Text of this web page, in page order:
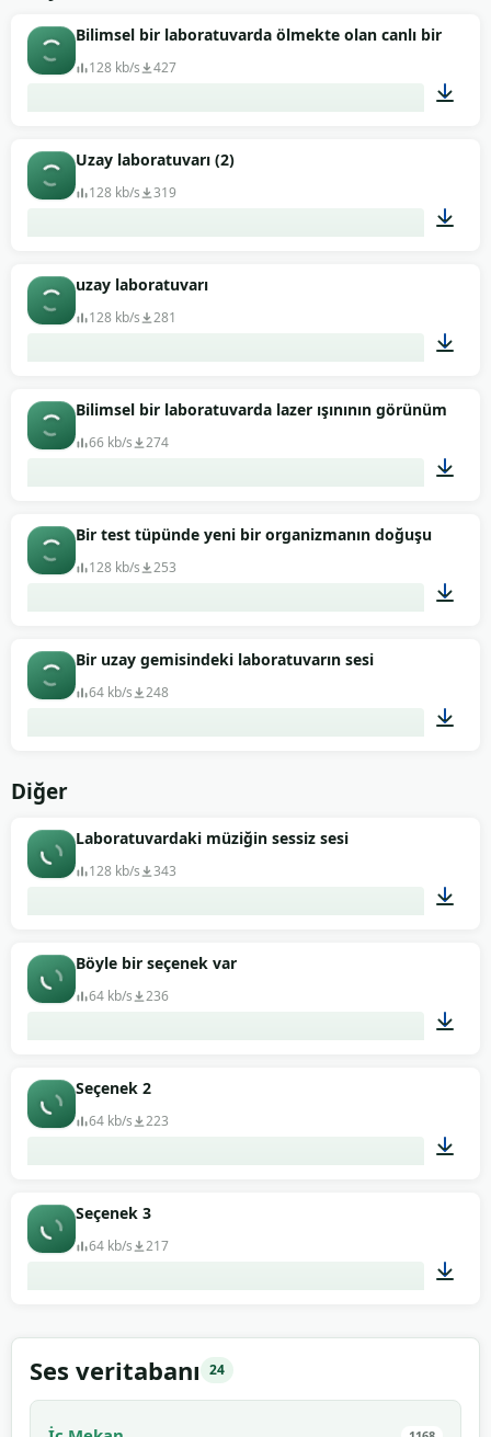
Bilimsel bir laboratuvarda ölmekte olan canlı bir
128 kb/s 427
Uzay laboratuvarı (2)
128 kb/s 319
uzay laboratuvarı
128 kb/s 281
01:48
Bilimsel bir laboratuvarda lazer ışınının görünümü
66 kb/s 274
00:01
Bir test tüpünde yeni bir organizmanın doğuşu
128 kb/s 253
Bir uzay gemisindeki laboratuvarın sesi
64 kb/s 248
Diğer
Laboratuvardaki müziğin sessiz sesi
128 kb/s 343
Böyle bir seçenek var
64 kb/s 236
Seçenek 2
64 kb/s 223
Seçenek 3
64 kb/s 217
Ses veritabanı 24